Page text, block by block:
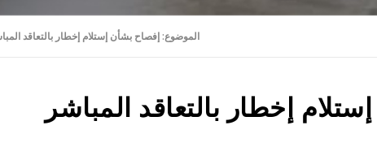
الموضوع: إفصاح بشأن إستلام إخطار بالتعاقد المباشر
إخطار بالتعاقد المباشر